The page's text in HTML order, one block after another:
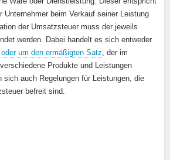
Unternehmer beim Verkauf seiner Leistung
der Umsatzsteuer muss der jeweils
werden. Dabei handelt es sich entweder
um den ermäßigten Satz, der im
Produkte und Leistungen
auch Regelungen für Leistungen, die
befreit sind.